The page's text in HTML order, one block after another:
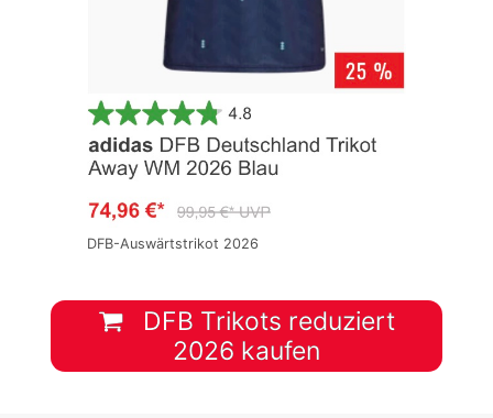
DFB-Auswärtstrikot 2026
DFB Trikots reduziert
2026 kaufen